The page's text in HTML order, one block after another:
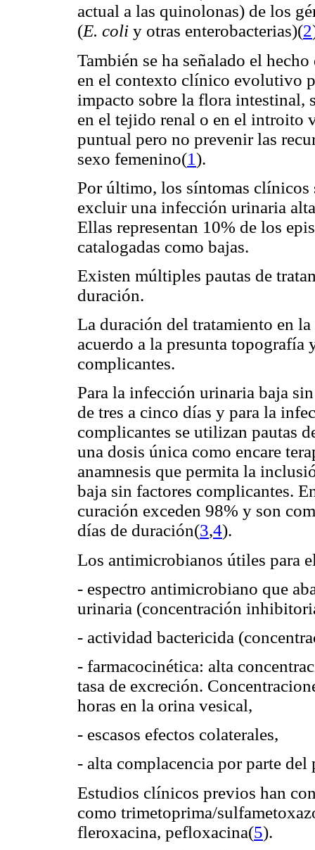
actual a las quinolonas) de los
(E. coli y otras enterobacterias)(2
También se ha señalado el
en el contexto clínico evolutivo
impacto sobre la flora intestinal,
en el tejido renal o en el introito
puntual pero no prevenir las
sexo femenino(1).
Por último, los síntomas clínicos
excluir una infección urinaria
Ellas representan 10% de los
catalogadas como bajas.
Existen múltiples pautas de
duración.
La duración del tratamiento en
acuerdo a la presunta topografía
complicantes.
Para la infección urinaria baja
de tres a cinco días y para la
complicantes se utilizan pautas
una dosis única como encare
anamnesis que permita la
baja sin factores complicantes.
curación exceden 98% y son
días de duración(3,4).
Los antimicrobianos útiles para
- espectro antimicrobiano que
urinaria (concentración
- actividad bactericida
- farmacocinética: alta
tasa de excreción.
horas en la orina vesical,
- escasos efectos colaterales,
- alta complacencia por parte del
Estudios clínicos previos han
como trimetoprima/
fleroxacina, pefloxacina(5).